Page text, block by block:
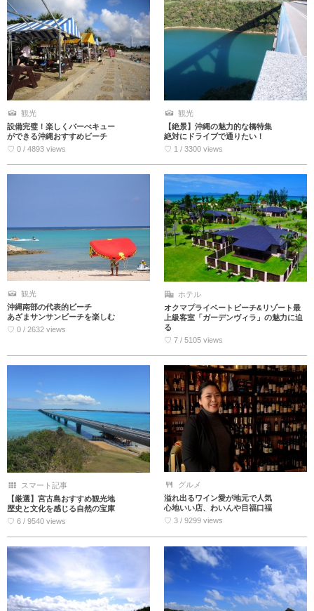
観光
設備完璧！楽しくバーべキュー
ができる沖縄おすすめビーチ
♡ 0 / 4893 views
観光
【絶景】沖縄の魅力的な橋特集
絶対にドライブで通りたい！
♡ 1 / 3300 views
観光
沖縄南部の代表的ビーチ
あざまサンサンビーチを楽しむ
♡ 0 / 2632 views
ホテル
オクマプライベートビーチ&リゾート最
上級客室「ガーデンヴィラ」の魅力に迫
る
♡ 7 / 5105 views
スマート記事
【厳選】宮古島おすすめ観光地
歴史と文化を感じる自然の宝庫
♡ 6 / 9540 views
グルメ
溢れ出るワイン愛が地元で人気
心地いい店、わいんや目福口福
♡ 3 / 9299 views